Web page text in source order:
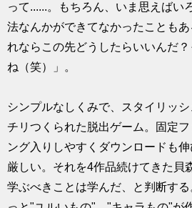
って......。もちろん、いま思えばい
法なんかができてなかったことも
れならこの先どうしたらいいんだ
ね（笑）」。
シンプルなしくみで、スタイリッ
チリつくられた脱出ゲーム。固定
ング入りしやすくダウンロードも
厳しい。それを4作品続けてきた貝
学ぶべきことは学んだ、と判断す